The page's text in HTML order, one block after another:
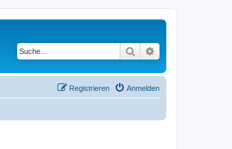
Suche
Anmelden
Registrieren